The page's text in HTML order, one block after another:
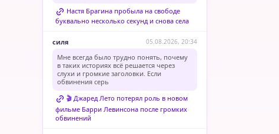
Настя Брагина пробыла на свободе
буквально несколько секунд и снова села
силя 05.08.2026, 20:34
Мне всегда было трудно понять, почему
в таких историях всё решается через
слухи и громкие заголовки. Если
обвинения серь
🎬 Джаред Лето потерял роль в новом
фильме Барри Левинсона после громких
обвинений